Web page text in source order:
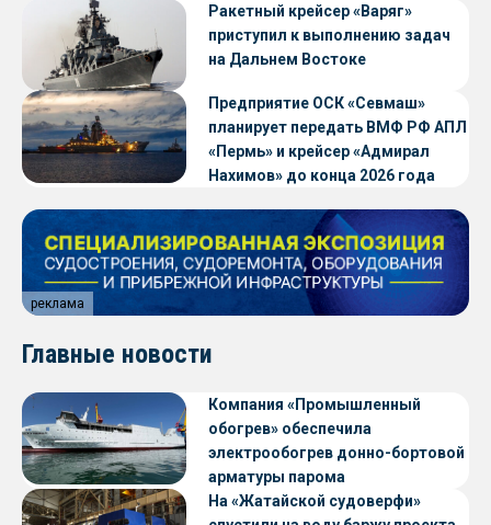
судов с малой осадкой
Ракетный крейсер «Варяг»
приступил к выполнению задач
на Дальнем Востоке
Предприятие ОСК «Севмаш»
планирует передать ВМФ РФ АПЛ
«Пермь» и крейсер «Адмирал
Нахимов» до конца 2026 года
реклама
Главные новости
Компания «Промышленный
обогрев» обеспечила
электрообогрев донно-бортовой
арматуры парома
«Петропавловск» проекта CNF22
На «Жатайской судоверфи»